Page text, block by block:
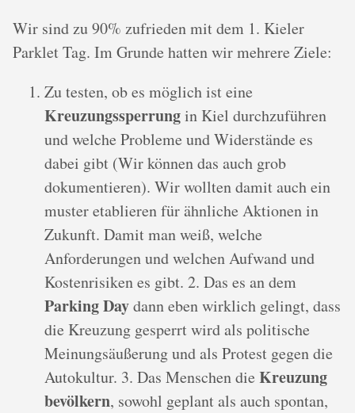
Wir sind zu 90% zufrieden mit dem 1. Kieler
Parklet Tag. Im Grunde hatten wir mehrere Ziele:
Zu testen, ob es möglich ist eine
Kreuzungssperrungin Kiel durchzuführen
und welche Probleme und Widerstände es
dabei gibt (Wir können das auch grob
dokumentieren). Wir wollten damit auch ein
muster etablieren für ähnliche Aktionen in
Zukunft. Damit man weiß, welche
Anforderungen und welchen Aufwand und
Kostenrisiken es gibt. 2. Das es an dem
Parking Daydann eben wirklich gelingt, dass
die Kreuzung gesperrt wird als politische
Meinungsäußerung und als Protest gegen die
Autokultur. 3. Das Menschen die Kreuzung
bevölkern, sowohl geplant als auch spontan,